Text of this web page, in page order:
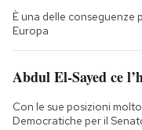
È una delle conseguenze
Europa
Abdul El-Sayed ce
Con le sue posizioni
Democratiche per il